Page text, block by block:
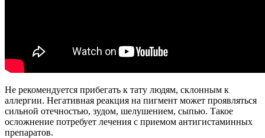
Не рекомендуется прибегать к тату людям, склонным к
аллергии. Негативная реакция на пигмент может проявляться
сильной отечностью, зудом, шелушением, сыпью. Такое
осложнение потребует лечения с приемом антигистаминных
препаратов.